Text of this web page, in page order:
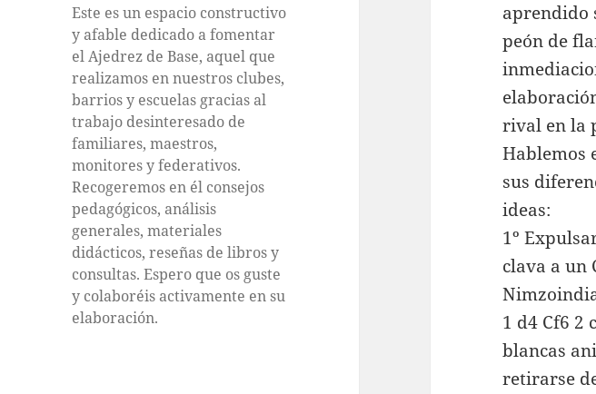
Este es un espacio constructivo
y afable dedicado a fomentar
el Ajedrez de Base, aquel que
realizamos en nuestros clubes,
barrios y escuelas gracias al
trabajo desinteresado de
familiares, maestros,
monitores y federativos.
Recogeremos en él consejos
pedagógicos, análisis
generales, materiales
didácticos, reseñas de libros y
consultas. Espero que os guste
y colaboréis activamente en su
elaboración.
aprendido
peón de
rival en la
Hablemos
sus
ideas:
1º
clava a un
1 d4 Cf6 2
blancas
retirarse